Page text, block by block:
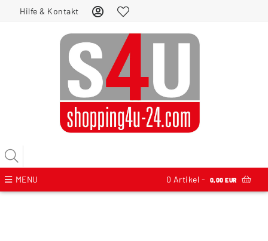
Hilfe & Kontakt
MENU 0 Artikel - 0,00 EUR